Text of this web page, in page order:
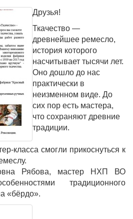
Друзья!
Ткачество —
древнейшее ремесло,
история которого
насчитывает тысячи лет.
Оно дошло до нас
практически в
неизменном виде. До
сих пор есть мастера,
что сохраняют древние
традиции.
класса смогли прикоснуться к
Рябова, мастер НХП ВО
традиционного
«бёрдо».